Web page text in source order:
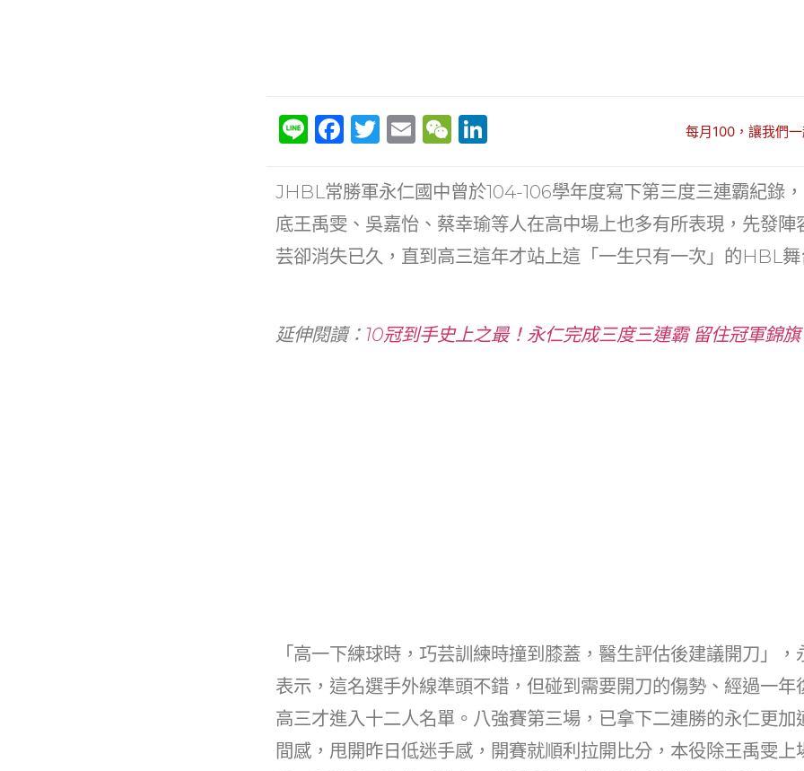
Li
e
F
c
e
b
o
k
T
itt
er
E
ai
l
W
C
h
at
k
e
dI
n
每月100，讓我們
JHBL常勝軍永仁國中曾於104-106學年度寫下第三度三連霸紀錄
底王禹雯、吳嘉怡、蔡幸瑜等人在高中場上也多有所表現，先發陣
芸卻消失已久，直到高三這年才站上這「一生只有一次」的HBL
延伸閱讀： 10冠到手史上之最！永仁完成三度三連霸 留住冠軍錦旗
「高一下練球時，巧芸訓練時撞到膝蓋，醫生評估後建議開刀」
表示，這名選手外線準頭不錯，但碰到需要開刀的傷勢、經過一年
高三才進入十二人名單。八強賽第三場，已拿下二連勝的永仁更加
間感，甩開昨日低迷手感，開賽就順利拉開比分，本役除王禹雯上